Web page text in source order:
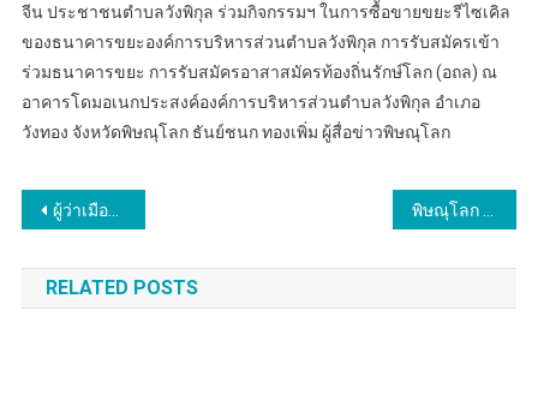
จีน ประชาชนตำบลวังพิกุล ร่วมกิจกรรมฯ ในการซื้อขายขยะรีไซเคิล
ของธนาคารขยะองค์การบริหารส่วนตำบลวังพิกุล การรับสมัครเข้า
ร่วมธนาคารขยะ การรับสมัครอาสาสมัครท้องถิ่นรักษ์โลก (อถล) ณ
อาคารโดมอเนกประสงค์องค์การบริหารส่วนตำบลวังพิกุล อำเภอ
วังทอง จังหวัดพิษณุโลก ธันย์ชนก ทองเพิ่ม ผู้สื่อข่าวพิษณุโลก
แนะแนว
เรื่อง
ผู้ว่าเมืองงาช้างดำ แถลงข่าวห้ามเผา 47 วัน เริ่มวันที่ 15 มีนาคม 67 (วันแรก) เน้นบูรณาการทำงานทุกภาคส่วน ตั้งเป้าลด Hot Spot หวังคุณภาพอากาศดีขึ้น
RELATED POSTS